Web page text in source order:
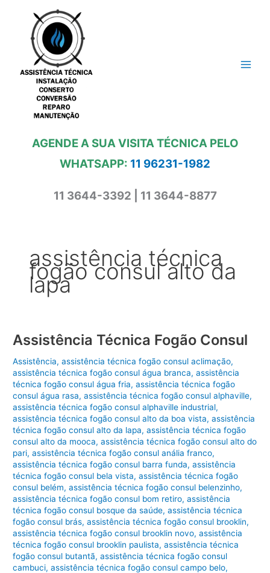
conteúdo
AGENDE A SUA VISITA TÉCNICA PELO
WHATSAPP: 11 96231-1982
11 3644-3392 | 11 3644-8877
assistência técnica
fogão consul alto da
lapa
Assistência Técnica Fogão Consul
Assistência,assistência técnica fogão consul aclimação,
assistência técnica fogão consul água branca,assistência
técnica fogão consul água fria,assistência técnica fogão
consul água rasa,assistência técnica fogão consul alphaville,
assistência técnica fogão consul alphaville industrial,
assistência técnica fogão consul alto da boa vista,assistência
técnica fogão consul alto da lapa,assistência técnica fogão
consul alto da mooca,assistência técnica fogão consul alto do
pari,assistência técnica fogão consul anália franco,
assistência técnica fogão consul barra funda,assistência
técnica fogão consul bela vista,assistência técnica fogão
consul belém,assistência técnica fogão consul belenzinho,
assistência técnica fogão consul bom retiro,assistência
técnica fogão consul bosque da saúde,assistência técnica
fogão consul brás,assistência técnica fogão consul brooklin,
assistência técnica fogão consul brooklin novo,assistência
técnica fogão consul brooklin paulista,assistência técnica
fogão consul butantã,assistência técnica fogão consul
cambuci,assistência técnica fogão consul campo belo,